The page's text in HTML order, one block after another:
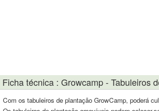
Ficha técnica : Growcamp - Tabuleiros
Com os tabuleiros de plantação GrowCamp, poderá